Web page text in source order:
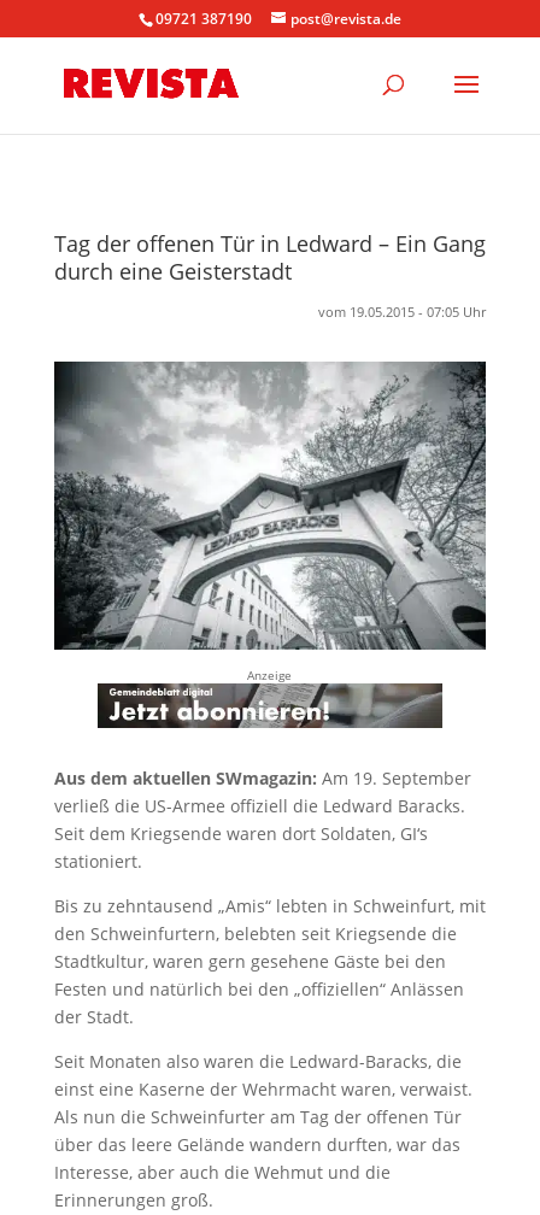
09721 387190 post@revista.de
Tag der offenen Tür in Ledward – Ein Gang
durch eine Geisterstadt
vom 19.05.2015 - 07:05 Uhr
Anzeige
Aus dem aktuellen SWmagazin: Am 19. September
verließ die US-Armee offiziell die Ledward Baracks.
Seit dem Kriegsende waren dort Soldaten, GI‘s
stationiert.
Bis zu zehntausend „Amis“ lebten in Schweinfurt, mit
den Schweinfurtern, belebten seit Kriegsende die
Stadtkultur, waren gern gesehene Gäste bei den
Festen und natürlich bei den „offiziellen“ Anlässen
der Stadt.
Seit Monaten also waren die Ledward-Baracks, die
einst eine Kaserne der Wehrmacht waren, verwaist.
Als nun die Schweinfurter am Tag der offenen Tür
über das leere Gelände wandern durften, war das
Interesse, aber auch die Wehmut und die
Erinnerungen groß.